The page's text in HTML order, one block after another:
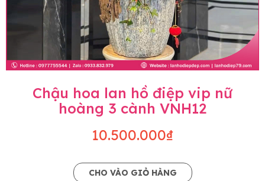
Chậu hoa lan hồ điệp vip nữ
hoàng 3 cành VNH12
10.500.000₫
CHO VÀO GIỎ HÀNG